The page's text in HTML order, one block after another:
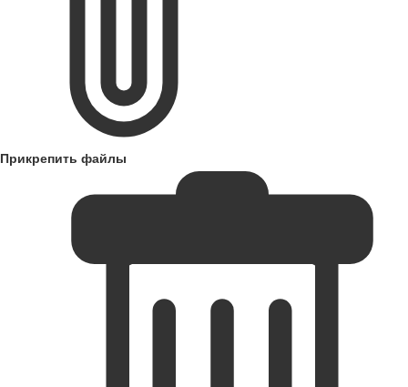
Прикрепить файлы